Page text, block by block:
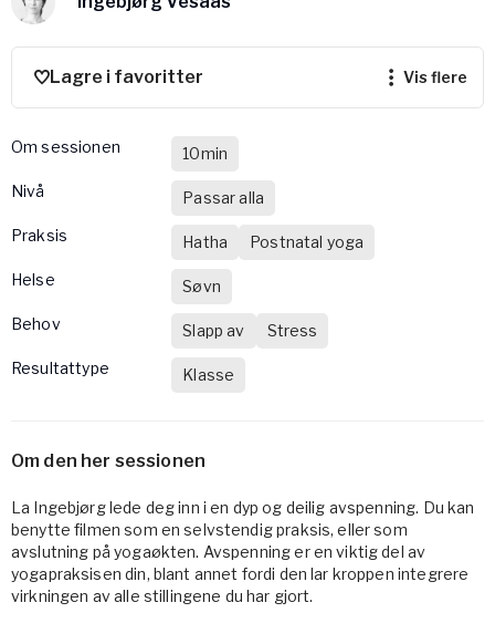
Bli samarbeidspartner med Yogobe
Yogobe Health & Care
Yogobes helsesatsinger for å styrke folkehelsen
For bedrifter og arbeidsgivere
Støtte til arbeidsgivere, forsikringsselskaper og
Pausa Smart
Yogobe för yogalærere
Lagre i favoritter vis flere
Om sessionen
10min
nivå
Passar alla
praksis
Hatha
Postnatal yoga
Helse
Søvn
Behov
Slapp av
Stress
Resultattype
Klasse
Om den her sessionen
La Ingebjørg lede deg inn i en dyp og deilig avspenning. Du kan
benytte filmen som en selvstendig praksis, eller som
avslutning på yogaøkten. Avspenning er en viktig del av
yogapraksisen din, blant annet fordi den lar kroppen integrere
virkningen av alle stillingene du har gjort.